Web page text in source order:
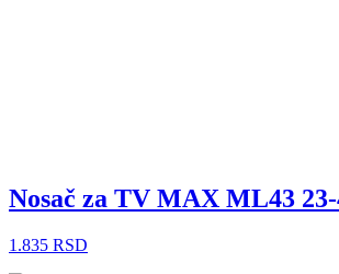
Nosač za TV MAX ML43
1.835 RSD